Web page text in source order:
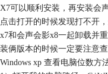
X7可以顺利安装，再安装会
点击打开的时候发现打不开
x7和会声会影x8一起卸载并
装俩版本的时候一定要注意查
Windows xp 查看电脑位数方